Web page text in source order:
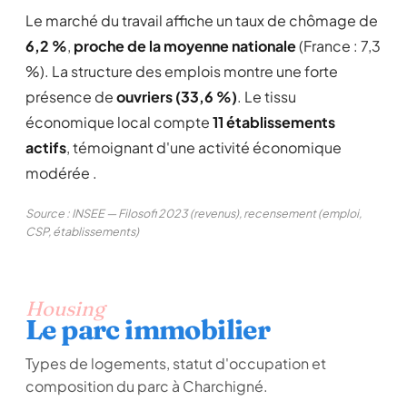
Le marché du travail affiche un taux de chômage de
6,2 %, proche de la moyenne nationale(France : 7,3
%). La structure des emplois montre une forte
présence deouvriers (33,6 %). Le tissu
économique local compte11 établissements
actifs, témoignant d'une activité économique
modérée .
Source : INSEE — Filosofi 2023 (revenus), recensement (emploi,
CSP, établissements)
Housing
Le parc immobilier
Types de logements, statut d'occupation et
composition du parc à Charchigné.